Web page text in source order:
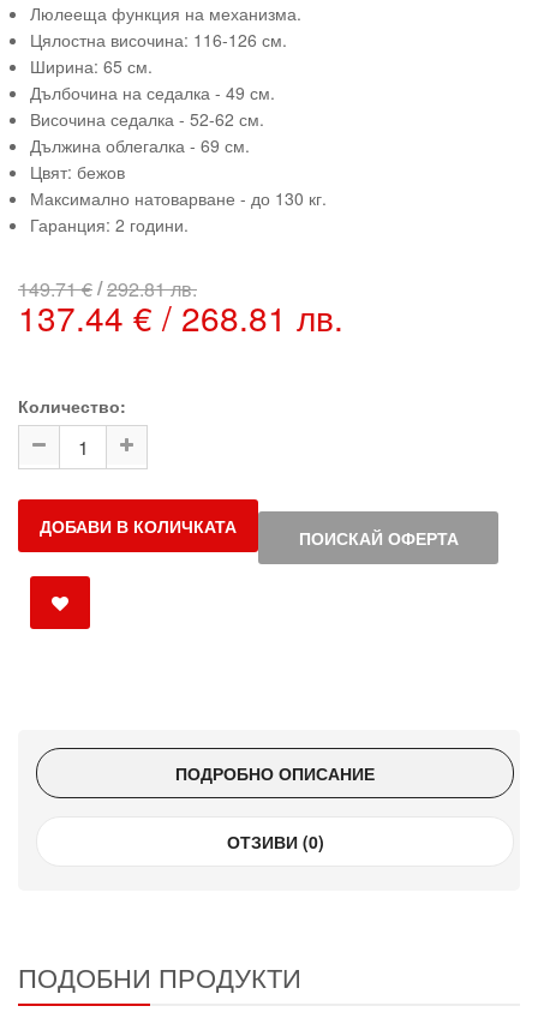
Люлееща функция на механизма.
Цялостна височина: 116-126 см.
Ширина: 65 см.
Дълбочина на седалка - 49 см.
Височина седалка - 52-62 см.
Дължина облегалка - 69 см.
Цвят: бежов
Максимално натоварване - до 130 кг.
Гаранция: 2 години.
149.71 €/292.81 лв.
137.44 € / 268.81 лв.
Количество:
ДОБАВИ В КОЛИЧКАТА ПОИСКАЙ ОФЕРТА
ПОДРОБНО ОПИСАНИЕ
ОТЗИВИ (0)
ПОДОБНИ ПРОДУКТИ